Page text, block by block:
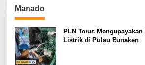
Manado
PLN Terus
Listrik di Pulau Bunaken